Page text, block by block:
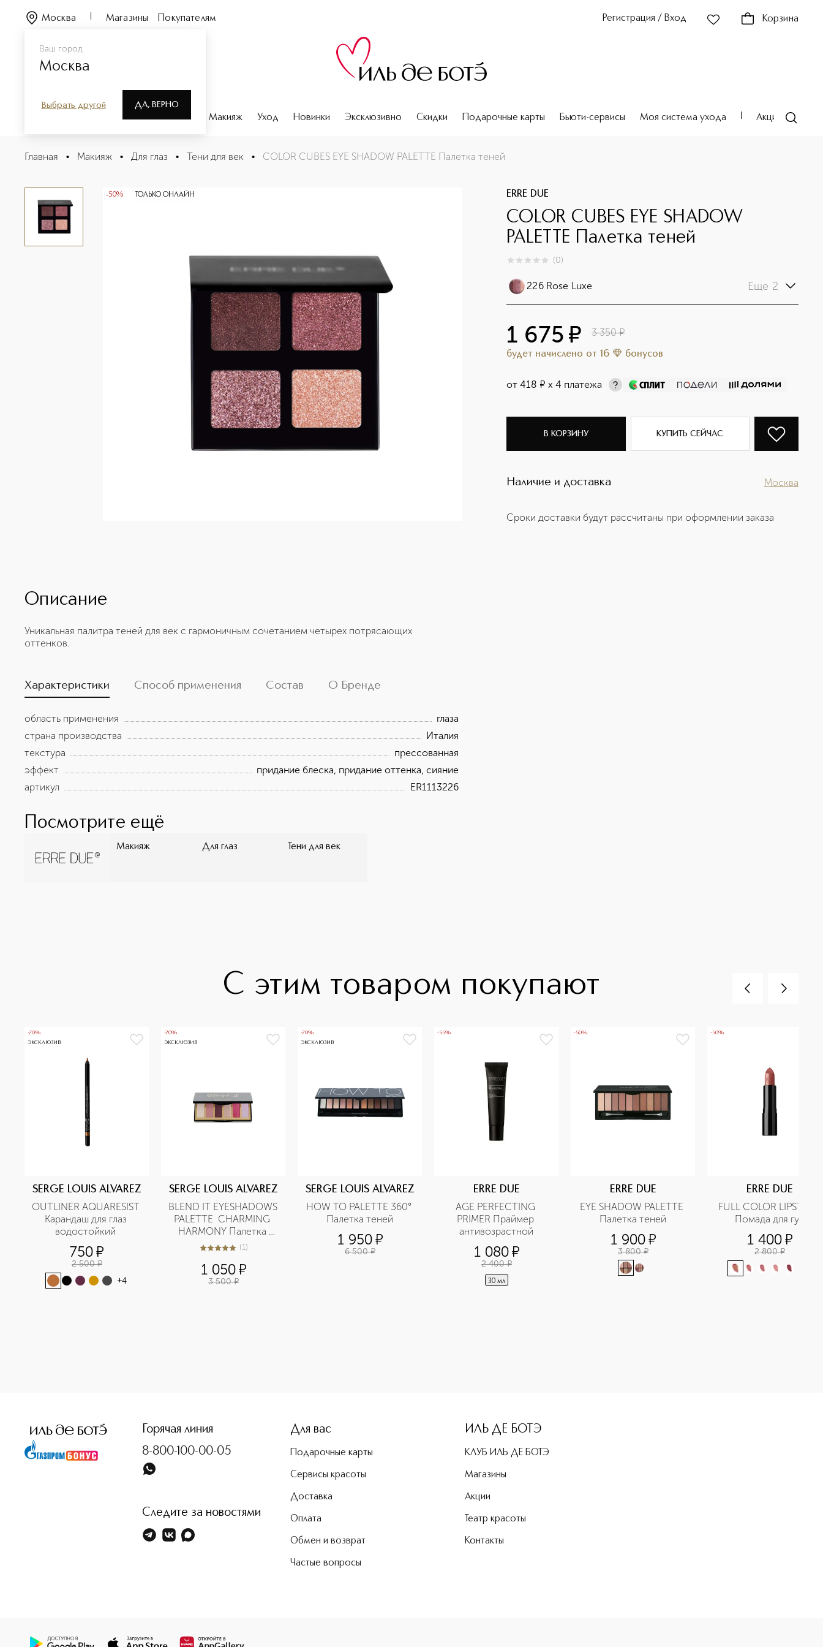
Ваш город
Москва
Выбрать другой ДА, ВЕРНО
Москва Магазины Покупателям Регистрация / Вход Корзина
Парфюмерия Макияж Уход Новинки Эксклюзивно Скидки Подарочные карты Бьюти-сервисы Моя система ухода Акции
COLOR CUBES EYE SHADOW PALETTE Палетка теней
Описание
Главная • Макияж • Для глаз • Тени для век • COLOR CUBES EYE SHADOW PALETTE Палетка теней
-50% ТОЛЬКО ОНЛАЙН ERRE DUE
COLOR CUBES EYE SHADOW
PALETTE Палетка теней
0из 0 (0)
226 Rose Luxe Еще 2
1 675 ¤ 3 350 ¤
будет начислено от 16 бонусов
от418 ¤ х 4 платежа
В КОРЗИНУ КУПИТЬ СЕЙЧАС
Наличие и доставка Москва
Сроки доставки будут рассчитаны при оформлении заказа
Описание
Уникальная палитра теней для век с гармоничным сочетанием четырех потрясающих
оттенков.
Характеристики Способ применения Состав О Бренде
область применения
глаза
страна производства
Италия
текстура
прессованная
эффект
придание блеска, придание оттенка, сияние
артикул
ER1113226
Посмотрите ещё
Макияж Для глаз Тени для век
С этим товаром покупают
-70%
ЭКСКЛЮЗИВ
SERGE LOUIS ALVAREZ
OUTLINER AQUARESIST
Карандаш для глаз
750¤
2 500 ¤
+4
-70%
ЭКСКЛЮЗИВ
SERGE LOUIS ALVAREZ
BLEND IT EYESHADOWS
PALETTE  CHARMING
HARMONY Палетка
теней
5из 51 (1)
1 050¤
3 500 ¤
-70%
ЭКСКЛЮЗИВ
SERGE LOUIS ALVAREZ
HOW TO PALETTE 360°
Палетка теней
1 950¤
6 500 ¤
-55%
ERRE DUE
AGE PERFECTING
PRIMER Праймер
антивозрастной
1 080¤
2 400 ¤
30 мл
-50%
ERRE DUE
EYE SHADOW PALETTE
Палетка теней
1 900¤
3 800 ¤
-50%
ERRE DUE
FULL COLOR LIPSTICK
Помада для губ
1 400¤
2 800 ¤
Горячая линия
8-800-100-00-05
Следите за новостями
Для вас
Подарочные карты
Сервисы красоты
Доставка
Оплата
Обмен и возврат
Частые вопросы
ИЛЬ ДЕ БОТЭ
КЛУБ ИЛЬ ДЕ БОТЭ
Магазины
Акции
Театр красоты
Контакты